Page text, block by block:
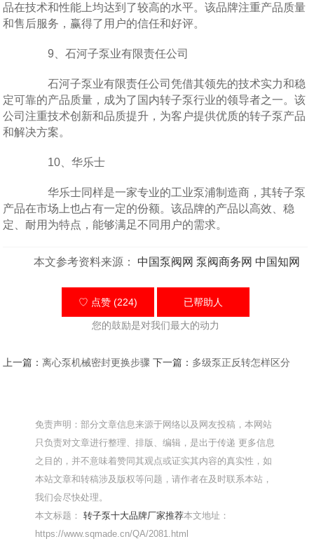
品在技术和性能上均达到了较高的水平。该品牌注重产品质量
和售后服务，赢得了用户的信任和好评。
9、石河子泵业有限责任公司
石河子泵业有限责任公司凭借其领先的技术实力和稳
定可靠的产品质量，成为了国内转子泵行业的领导者之一。该
公司注重技术创新和品质提升，为客户提供优质的转子泵产品
和解决方案。
10、华乐士
华乐士同样是一家专业的工业泵浦制造商，其转子泵
产品在市场上也占有一定的份额。该品牌的产品以高效、稳
定、耐用为特点，能够满足不同用户的需求。
本文参考资料来源： 中国泵阀网 泵阀商务网 中国知网
♡ 点赞 (224) 已帮助 人
您的鼓励是对我们最大的动力
上一篇：离心泵机械密封更换步骤 下一篇： 多级泵正反转怎样区分
免责声明：部分文章信息来源于网络以及网友投稿，本网站
只负责对文章进行整理、排版、编辑，是出于传递 更多信息
之目的，并不意味着赞同其观点或证实其内容的真实性，如
本站文章和转稿涉及版权等问题，请作者在及时联系本站，
我们会尽快处理。
本文标题：转子泵十大品牌厂家推荐本文地址：
https://www.sqmade.cn/QA/2081.html